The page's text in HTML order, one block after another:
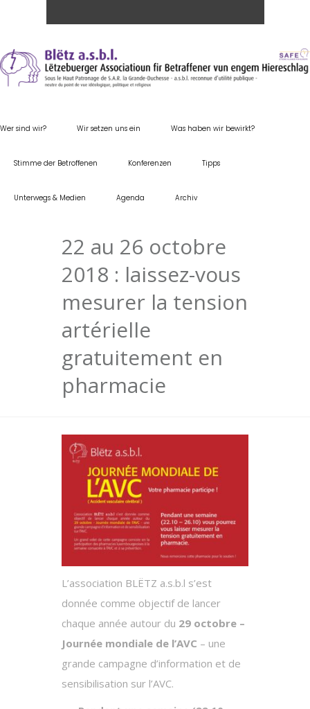
Wer sind wir? Wir setzen uns ein Was haben wir bewirkt?
Stimme der Betroffenen Konferenzen Tipps
Unterwegs & Medien Agenda Archiv
22 au 26 octobre
2018 : laissez-vous
mesurer la tension
artérielle
gratuitement en
pharmacie
L’association BLËTZ a.s.b.l s’est
donnée comme objectif de lancer
chaque année autour du 29 octobre –
Journée mondiale de l’AVC – une
grande campagne d’information et de
sensibilisation sur l’AVC.